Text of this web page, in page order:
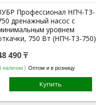
Профессионал НПЧ-Т3-
дренажный насос с
уровнем
750 Вт (НПЧ-Т3-750)
490 ₸
наличии Оптом и в розницу
Купить